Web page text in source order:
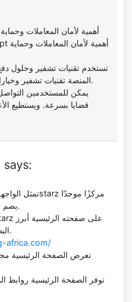
تستخدم تقنيات تشفير وحلول
المنصة تقنيات تشفير وخيارات دفع آمنة لحماية المستخدمين.
يمكن للمستخدمين
قضايا بسرعة. ويستطيع
says:
يضم المراهنات الرياضية والكازينو معًا.
البطولات والدوريات المتاحة للرهان.
africa.com/
تعرض الصفحة الرئيسية
توفر الصفحة الرئيسية روابط